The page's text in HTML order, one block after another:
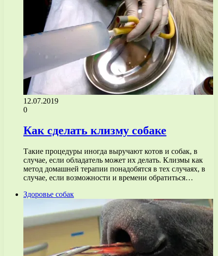
12.07.2019
0
Как сделать клизму собаке
Такие процедуры иногда выручают котов и собак, в
случае, если обладатель может их делать. Клизмы как
метод домашней терапии понадобятся в тех случаях, в
случае, если возможности и времени обратиться…
Здоровье собак